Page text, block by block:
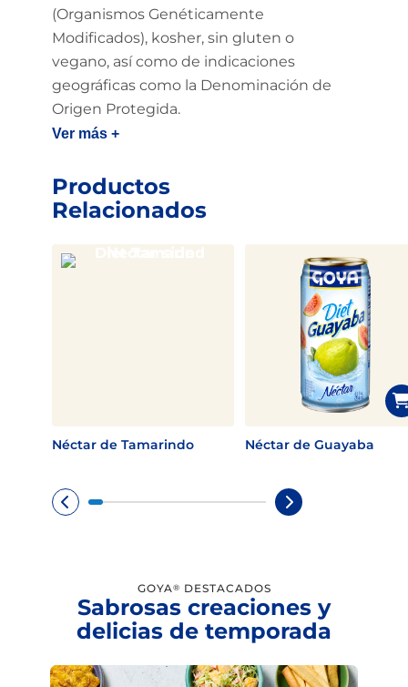
(Organismos Genéticamente
Modificados), kosher, sin gluten o
vegano, así como de indicaciones
geográficas como la Denominación de
Origen Protegida.
Ver más +
Productos
Relacionados
Néctar de Tamarindo Néctar de Guayaba
GOYA® DESTACADOS
Sabrosas creaciones y
delicias de temporada